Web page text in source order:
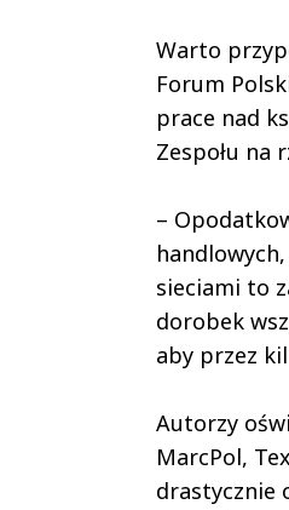
Warto
Forum
prace nad
Zespołu na
–
sieciami to
dorobek
aby przez
Autorzy
MarcPol,
drastycznie